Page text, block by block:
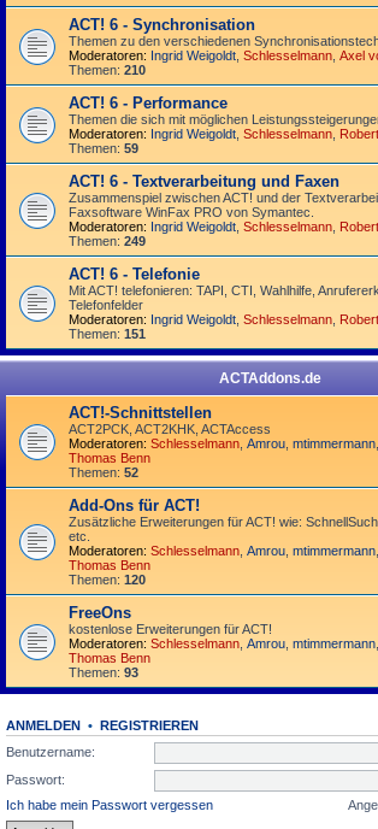
ACT! 6 - Synchro­nisation
Themen zu den verschiedenen
Moderatoren: Ingrid Weigoldt Schlesselmann Axel
Themen: 210
ACT! 6 - Performance
Themen die sich mit möglichen
Moderatoren: Ingrid Weigoldt Schlesselmann
Themen: 59
ACT! 6 - Textverarbeitung und Faxen
Zusammenspiel zwischen ACT! und der
Faxsoftware WinFax PRO von Symantec.
Moderatoren: Ingrid Weigoldt Schlesselmann
Themen: 249
ACT! 6 - Telefonie
Mit ACT! telefonieren: TAPI, CTI, Wahlhilfe,
Telefonfelder
Moderatoren: Ingrid Weigoldt Schlesselmann
Themen: 151
ACTAddons.de
ACT!-Schnittstellen
ACT2PCK, ACT2KHK, ACTAccess
Moderatoren: Schlesselmann Amrou mtimmermann
Thomas Benn
Themen: 52
Add-Ons für ACT!
Zusätzliche Erweiterungen für ACT! wie:
etc.
Moderatoren: Schlesselmann Amrou mtimmermann
Thomas Benn
Themen: 120
FreeOns
kostenlose Erweiterungen für ACT!
Moderatoren: Schlesselmann Amrou mtimmermann
Thomas Benn
Themen: 93
ANMELDEN • REGISTRIEREN
Benutzername:
Passwort:
Ich habe mein Passwort vergessen